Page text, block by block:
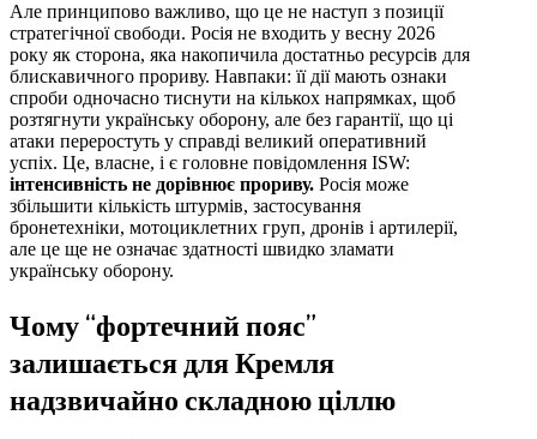
Але принципово важливо, що це не наступ з позиції
стратегічної свободи. Росія не входить у весну 2026
року як сторона, яка накопичила достатньо ресурсів для
блискавичного прориву. Навпаки: її дії мають ознаки
спроби одночасно тиснути на кількох напрямках, щоб
розтягнути українську оборону, але без гарантії, що ці
атаки переростуть у справді великий оперативний
успіх. Це, власне, і є головне повідомлення ISW:
інтенсивність не дорівнює прориву. Росія може
збільшити кількість штурмів, застосування
бронетехніки, мотоциклетних груп, дронів і артилерії,
але це ще не означає здатності швидко зламати
українську оборону.
Чому “фортечний пояс”
залишається для Кремля
надзвичайно складною ціллю